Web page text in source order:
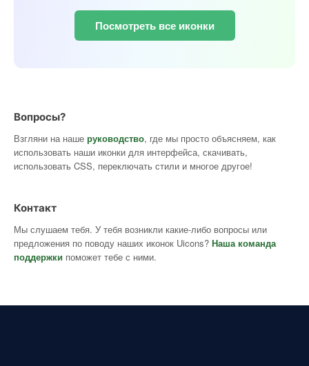
Посмотреть все иконки
Вопросы?
Взгляни на наше руководство, где мы просто объясняем, как
использовать наши иконки для интерфейса, скачивать,
использовать CSS, переключать стили и многое другое!
Контакт
Мы слушаем тебя. У тебя возникли какие-либо вопросы или
предложения по поводу наших иконок Uicons? Наша команда
поддержки поможет тебе с ними.